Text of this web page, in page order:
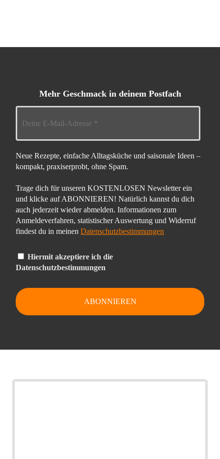
Mehr Geschmack in deinem Postfach
Neue Rezepte, einfache Alltagsküche und saisonale Ideen –
kompakt, praxiserprobt, ohne Spam.
Trage dich für unseren KOSTENLOSEN Newsletter ein
und klicke auf ABONNIEREN! Natürlich kannst du dich
auch jederzeit wieder abmelden. Informationen zum
Anmeldeverfahren, statistischer Auswertung und Widerruf
findest du in meinenDatenschutzbestimmungen
Hiermit akzeptiere ich die
Datenschutzbestimmungen